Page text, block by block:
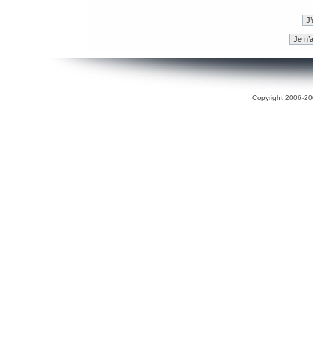
Copyright 2006-